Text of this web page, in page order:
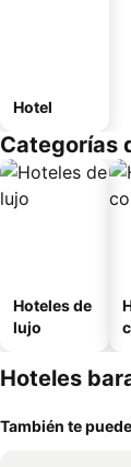
Hotel
Categorías
Hoteles de
lujo
Hoteles
También te